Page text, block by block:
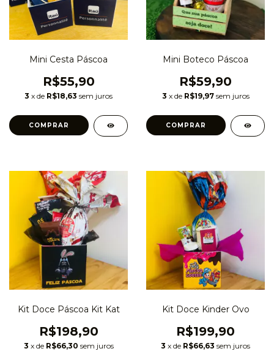
Mini Cesta Páscoa
R$55,90
3 x de R$18,63 sem juros
Mini Boteco Páscoa
R$59,90
3 x de R$19,97 sem juros
Kit Doce Páscoa Kit Kat
R$198,90
3 x de R$66,30 sem juros
Kit Doce Kinder Ovo
R$199,90
3 x de R$66,63 sem juros